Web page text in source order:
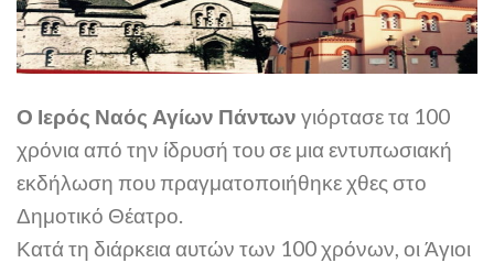
Ο Ιερός Ναός Αγίων Πάντων γιόρτασε τα 100
χρόνια από την ίδρυσή του σε μια εντυπωσιακή
εκδήλωση που πραγματοποιήθηκε χθες στο
Δημοτικό Θέατρο.
Κατά τη διάρκεια αυτών των 100 χρόνων, οι Άγιοι